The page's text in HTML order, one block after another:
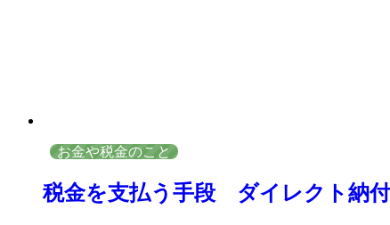
お金や税金のこと
税金を支払う手段 ダイレクト納